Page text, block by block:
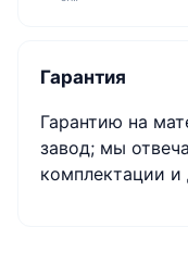
Гарантия
Гарантию на
завод; мы
комплектации и